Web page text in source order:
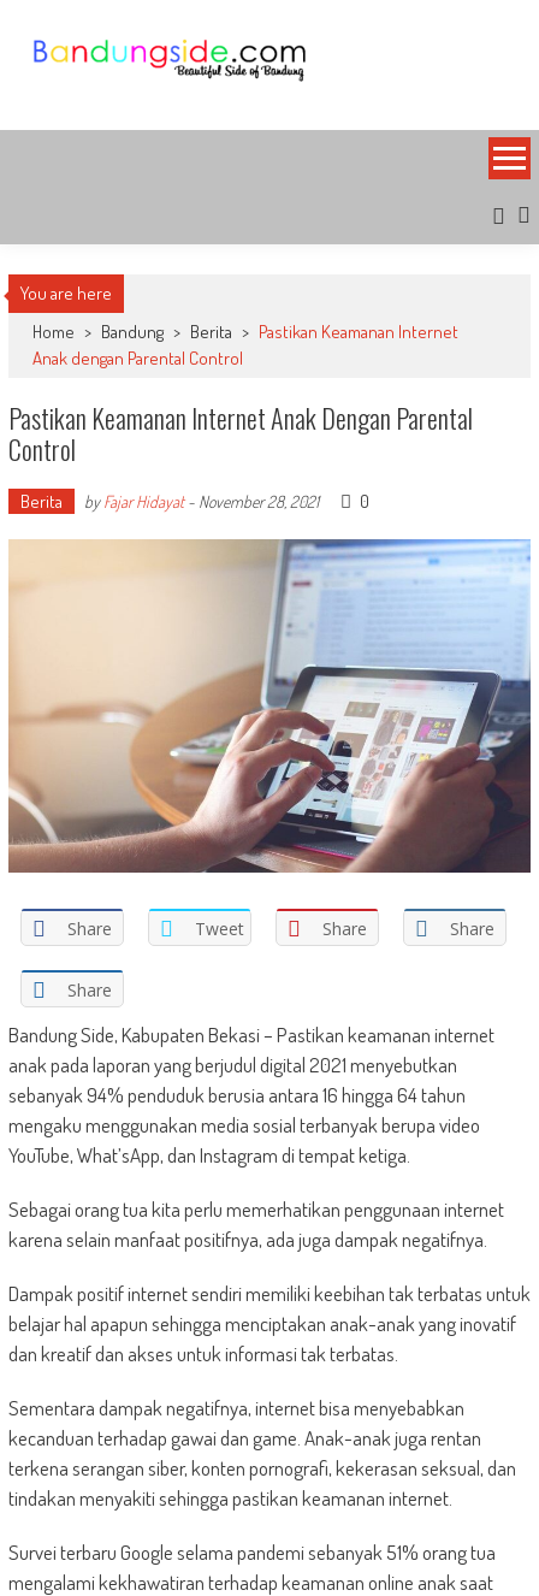
content
You are here
Home > Bandung > Berita > Pastikan Keamanan Internet
Anak dengan Parental Control
Pastikan Keamanan Internet Anak Dengan Parental
Control
Berita byFajar Hidayat- November 28, 2021 0
Share Tweet Share Share
Share
Bandung Side, Kabupaten Bekasi – Pastikan keamanan internet
anak pada laporan yang berjudul digital 2021 menyebutkan
sebanyak 94% penduduk berusia antara 16 hingga 64 tahun
mengaku menggunakan media sosial terbanyak berupa video
YouTube, What’sApp, dan Instagram di tempat ketiga.
Sebagai orang tua kita perlu memerhatikan penggunaan internet
karena selain manfaat positifnya, ada juga dampak negatifnya.
Dampak positif internet sendiri memiliki keebihan tak terbatas untuk
belajar hal apapun sehingga menciptakan anak-anak yang inovatif
dan kreatif dan akses untuk informasi tak terbatas.
Sementara dampak negatifnya, internet bisa menyebabkan
kecanduan terhadap gawai dan game. Anak-anak juga rentan
terkena serangan siber, konten pornografi, kekerasan seksual, dan
tindakan menyakiti sehingga pastikan keamanan internet.
Survei terbaru Google selama pandemi sebanyak 51% orang tua
mengalami kekhawatiran terhadap keamanan online anak saat